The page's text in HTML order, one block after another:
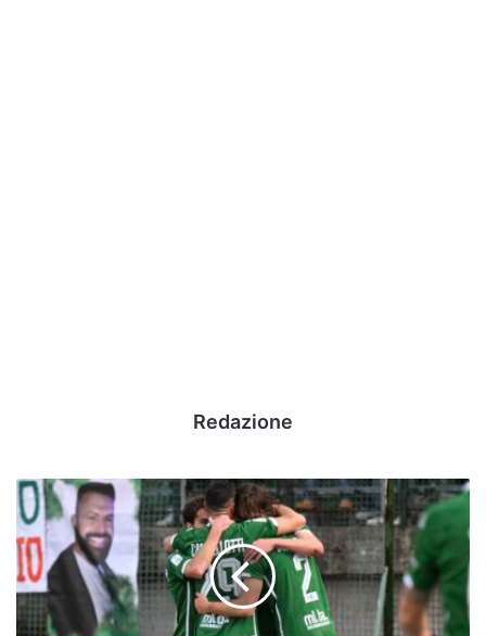
Redazione
Avellino-
Carrarese,
presentazione
gara
e
probabile
formazione